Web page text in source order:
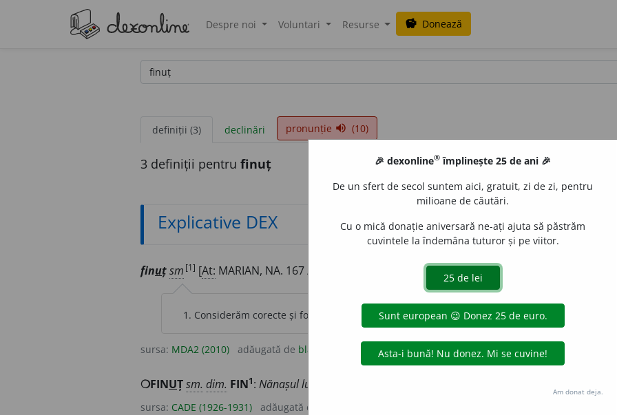
Despre noi Voluntari Resurse savings Donează
definiții (3) declinări pronunție volume_up (10)
3 definiții pentru finuț
Explicative DEX
finuțsm [1] [At: MARIAN, NA. 167 / 1-3(Șhp) Finișor (1-3
Considerăm corecte și formele pentru feminin. —gall
sursa: MDA2 (2010) adăugată de blaurb.
❍FINUȚsm. dim. FIN1: Nănașul lui Dumnezeu Și cu scump ~ul său
sursa: CADE (1926-1931) adăugată de
🎉 dexonline® împlinește 25 de ani 🎉
De un sfert de secol suntem aici, gratuit, zi de zi, pentru
milioane de căutări.
Cu o mică donație aniversară ne-ați ajuta să păstrăm
cuvintele la îndemâna tuturor și pe viitor.
Am donat deja.